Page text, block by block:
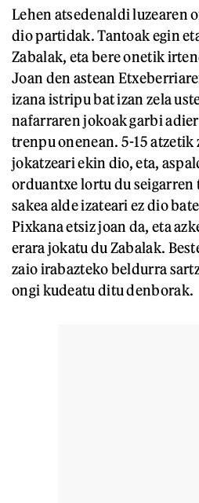
Lehen atsedenaldi luzearen
dio partidak. Tantoak egin
Zabalak, eta bere onetik
Joan den astean
izana istripu bat izan zela
nafarraren jokoak garbi
trenpu onenean. 5-15 atzetik
jokatzeari ekin dio, eta,
orduantxe lortu du seigarren
sakea alde izateari ez dio
Pixkana etsiz joan da, eta
erara jokatu du Zabalak.
zaio irabazteko beldurra
ongi kudeatu ditu denborak.